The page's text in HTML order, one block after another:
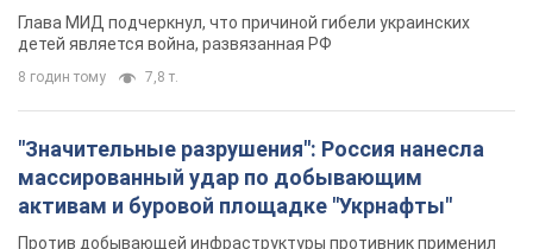
Глава МИД подчеркнул, что причиной гибели украинских
детей является война, развязанная РФ
8 годин тому 7,8 т.
"Значительные разрушения": Россия нанесла
массированный удар по добывающим
активам и буровой площадке "Укрнафты"
Против добывающей инфраструктуры противник применил